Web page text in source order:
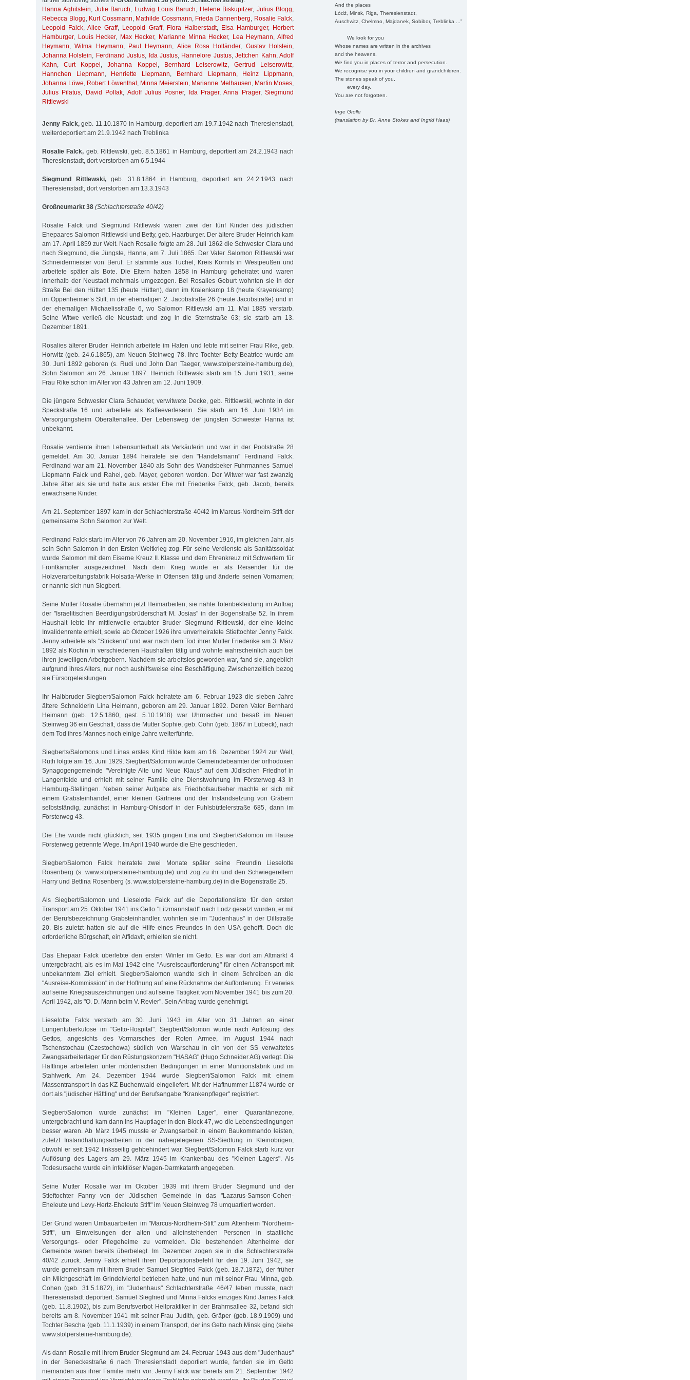
And the places
Łódź, Minsk, Riga, Theresienstadt,
Auschwitz, Chelmno, Majdanek, Sobibor, Treblinka ..."
We look for you
Whose names are written in the archives
and the heavens.
We find you in places of terror and persecution.
We recognise you in your children and grandchildren.
The stones speak of you,
every day.
You are not forgotten.
Inge Grolle
(translation by Dr. Anne Stokes and Ingrid Haas)
Hanna Aghitstein, Julie Baruch, Ludwig Louis Baruch, Helene Biskupitzer,Julius Blogg,
Rebecca Blogg, Kurt Cossmann, Mathilde Cossmann, Frieda Dannenberg, Rosalie Falck,
Leopold Falck,Alice Graff, Leopold Graff, Flora Halberstadt, Elsa Hamburger, Herbert
Hamburger, Louis Hecker, Max Hecker, Marianne Minna Hecker, Lea Heymann,Alfred
Heymann,Wilma Heymann, Paul Heymann, Alice Rosa Holländer, Gustav Holstein,
Johanna Holstein, Ferdinand Justus, Ida Justus, Hannelore Justus,Jettchen Kahn,Adolf
Kahn,Curt Koppel ,Johanna Koppel , Bernhard Leiserowitz, Gertrud Leiserowitz,
Hannchen Liepmann, Henriette Liepmann, Bernhard Liepmann, Heinz Lippmann,
Johanna Löwe, Robert Löwenthal , Minna Meierstein, Marianne Melhausen, Martin Moses,
Julius Pilatus, David Pollak, Adolf Julius Posner, Ida Prager,Anna Prager,Siegmund
Rittlewski
Jenny Falck,geb. 11.10.1870 in Hamburg, deportiert am 19.7.1942 nach Theresienstadt,
weiterdeportiert am 21.9.1942 nach Treblinka
Rosalie Falck, geb. Rittlewski, geb. 8.5.1861 in Hamburg, deportiert am 24.2.1943 nach
Theresienstadt, dort verstorben am 6.5.1944
Siegmund Rittlewski,geb. 31.8.1864 in Hamburg, deportiert am 24.2.1943 nach
Theresienstadt, dort verstorben am 13.3.1943
Großneumarkt 38 (Schlachterstraße 40/42)
Rosalie Falck und Siegmund Rittlewski waren zwei der fünf Kinder des jüdischen
Ehepaares Salomon Rittlewski und Betty, geb. Haarburger. Der ältere Bruder Heinrich kam
am 17. April 1859 zur Welt. Nach Rosalie folgte am 28. Juli 1862 die Schwester Clara und
nach Siegmund, die Jüngste, Hanna, am 7. Juli 1865. Der Vater Salomon Rittlewski war
Schneidermeister von Beruf. Er stammte aus Tuchel, Kreis Kornits in Westpeußen und
arbeitete später als Bote. Die Eltern hatten 1858 in Hamburg geheiratet und waren
innerhalb der Neustadt mehrmals umgezogen. Bei Rosalies Geburt wohnten sie in der
Straße Bei den Hütten 135 (heute Hütten), dann im Kraienkamp 18 (heute Krayenkamp)
im Oppenheimer’s Stift, in der ehemaligen 2. Jacobstraße 26 (heute Jacobstraße) und in
der ehemaligen Michaelisstraße 6, wo Salomon Rittlewski am 11. Mai 1885 verstarb.
Seine Witwe verließ die Neustadt und zog in die Sternstraße 63; sie starb am 13.
Dezember 1891.
Rosalies älterer Bruder Heinrich arbeitete im Hafen und lebte mit seiner Frau Rike, geb.
Horwitz (geb. 24.6.1865), am Neuen Steinweg 78. Ihre Tochter Betty Beatrice wurde am
30. Juni 1892 geboren (s. Rudi und John Dan Taeger, www.stolpersteine-hamburg.de),
Sohn Salomon am 26. Januar 1897. Heinrich Rittlewski starb am 15. Juni 1931, seine
Frau Rike schon im Alter von 43 Jahren am 12. Juni 1909.
Die jüngere Schwester Clara Schauder, verwitwete Decke, geb. Rittlewski, wohnte in der
Speckstraße 16 und arbeitete als Kaffeeverleserin. Sie starb am 16. Juni 1934 im
Versorgungsheim Oberaltenallee. Der Lebensweg der jüngsten Schwester Hanna ist
unbekannt.
Rosalie verdiente ihren Lebensunterhalt als Verkäuferin und war in der Poolstraße 28
gemeldet. Am 30. Januar 1894 heiratete sie den "Handelsmann" Ferdinand Falck.
Ferdinand war am 21. November 1840 als Sohn des Wandsbeker Fuhrmannes Samuel
Liepmann Falck und Rahel, geb. Mayer, geboren worden. Der Witwer war fast zwanzig
Jahre älter als sie und hatte aus erster Ehe mit Friederike Falck, geb. Jacob, bereits
erwachsene Kinder.
Am 21. September 1897 kam in der Schlachterstraße 40/42 im Marcus-Nordheim-Stift der
gemeinsame Sohn Salomon zur Welt.
Ferdinand Falck starb im Alter von 76 Jahren am 20. November 1916, im gleichen Jahr, als
sein Sohn Salomon in den Ersten Weltkrieg zog. Für seine Verdienste als Sanitätssoldat
wurde Salomon mit dem Eiserne Kreuz II. Klasse und dem Ehrenkreuz mit Schwertern für
Frontkämpfer ausgezeichnet. Nach dem Krieg wurde er als Reisender für die
Holzverarbeitungsfabrik Holsatia-Werke in Ottensen tätig und änderte seinen Vornamen;
er nannte sich nun Siegbert.
Seine Mutter Rosalie übernahm jetzt Heimarbeiten, sie nähte Totenbekleidung im Auftrag
der "Israelitischen Beerdigungsbrüderschaft M. Josias" in der Bogenstraße 52. In ihrem
Haushalt lebte ihr mittlerweile ertaubter Bruder Siegmund Rittlewski, der eine kleine
Invalidenrente erhielt, sowie ab Oktober 1926 ihre unverheiratete Stieftochter Jenny Falck.
Jenny arbeitete als "Strickerin" und war nach dem Tod ihrer Mutter Friederike am 3. März
1892 als Köchin in verschiedenen Haushalten tätig und wohnte wahrscheinlich auch bei
ihren jeweiligen Arbeitgebern. Nachdem sie arbeitslos geworden war, fand sie, angeblich
aufgrund ihres Alters, nur noch aushilfsweise eine Beschäftigung. Zwischenzeitlich bezog
sie Fürsorgeleistungen.
Ihr Halbbruder Siegbert/Salomon Falck heiratete am 6. Februar 1923 die sieben Jahre
ältere Schneiderin Lina Heimann, geboren am 29. Januar 1892. Deren Vater Bernhard
Heimann (geb. 12.5.1860, gest. 5.10.1918) war Uhrmacher und besaß im Neuen
Steinweg 36 ein Geschäft, dass die Mutter Sophie, geb. Cohn (geb. 1867 in Lübeck), nach
dem Tod ihres Mannes noch einige Jahre weiterführte.
Siegberts/Salomons und Linas erstes Kind Hilde kam am 16. Dezember 1924 zur Welt,
Ruth folgte am 16. Juni 1929. Siegbert/Salomon wurde Gemeindebeamter der orthodoxen
Synagogengemeinde "Vereinigte Alte und Neue Klaus" auf dem Jüdischen Friedhof in
Langenfelde und erhielt mit seiner Familie eine Dienstwohnung im Försterweg 43 in
Hamburg-Stellingen. Neben seiner Aufgabe als Friedhofsaufseher machte er sich mit
einem Grabsteinhandel, einer kleinen Gärtnerei und der Instandsetzung von Gräbern
selbstständig, zunächst in Hamburg-Ohlsdorf in der Fuhlsbüttelerstraße 685, dann im
Försterweg 43.
Die Ehe wurde nicht glücklich, seit 1935 gingen Lina und Siegbert/Salomon im Hause
Försterweg getrennte Wege. Im April 1940 wurde die Ehe geschieden.
Siegbert/Salomon Falck heiratete zwei Monate später seine Freundin Lieselotte
Rosenberg (s. www.stolpersteine-hamburg.de) und zog zu ihr und den Schwiegereltern
Harry und Bettina Rosenberg (s. www.stolpersteine-hamburg.de) in die Bogenstraße 25.
Als Siegbert/Salomon und Lieselotte Falck auf die Deportationsliste für den ersten
Transport am 25. Oktober 1941 ins Getto "Litzmannstadt" nach Lodz gesetzt wurden, er mit
der Berufsbezeichnung Grabsteinhändler, wohnten sie im "Judenhaus" in der Dillstraße
20. Bis zuletzt hatten sie auf die Hilfe eines Freundes in den USA gehofft. Doch die
erforderliche Bürgschaft, ein Affidavit, erhielten sie nicht.
Das Ehepaar Falck überlebte den ersten Winter im Getto. Es war dort am Altmarkt 4
untergebracht, als es im Mai 1942 eine "Ausreiseaufforderung" für einen Abtransport mit
unbekanntem Ziel erhielt. Siegbert/Salomon wandte sich in einem Schreiben an die
"Ausreise-Kommission" in der Hoffnung auf eine Rücknahme der Aufforderung. Er verwies
auf seine Kriegsauszeichnungen und auf seine Tätigkeit vom November 1941 bis zum 20.
April 1942, als "O. D. Mann beim V. Revier". Sein Antrag wurde genehmigt.
Lieselotte Falck verstarb am 30. Juni 1943 im Alter von 31 Jahren an einer
Lungentuberkulose im "Getto-Hospital". Siegbert/Salomon wurde nach Auflösung des
Gettos, angesichts des Vormarsches der Roten Armee, im August 1944 nach
Tschenstochau (Czestochowa) südlich von Warschau in ein von der SS verwaltetes
Zwangsarbeiterlager für den Rüstungskonzern "HASAG" (Hugo Schneider AG) verlegt. Die
Häftlinge arbeiteten unter mörderischen Bedingungen in einer Munitionsfabrik und im
Stahlwerk. Am 24. Dezember 1944 wurde Siegbert/Salomon Falck mit einem
Massentransport in das KZ Buchenwald eingeliefert. Mit der Haftnummer 11874 wurde er
dort als "jüdischer Häftling" und der Berufsangabe "Krankenpfleger" registriert.
Siegbert/Salomon wurde zunächst im "Kleinen Lager", einer Quarantänezone,
untergebracht und kam dann ins Hauptlager in den Block 47, wo die Lebensbedingungen
besser waren. Ab März 1945 musste er Zwangsarbeit in einem Baukommando leisten,
zuletzt Instandhaltungsarbeiten in der nahegelegenen SS-Siedlung in Kleinobrigen,
obwohl er seit 1942 linksseitig gehbehindert war. Siegbert/Salomon Falck starb kurz vor
Auflösung des Lagers am 29. März 1945 im Krankenbau des "Kleinen Lagers". Als
Todesursache wurde ein infektiöser Magen-Darmkatarrh angegeben.
Seine Mutter Rosalie war im Oktober 1939 mit ihrem Bruder Siegmund und der
Stieftochter Fanny von der Jüdischen Gemeinde in das "Lazarus-Samson-Cohen-
Eheleute und Levy-Hertz-Eheleute Stift" im Neuen Steinweg 78 umquartiert worden.
Der Grund waren Umbauarbeiten im "Marcus-Nordheim-Stift" zum Altenheim "Nordheim-
Stift", um Einweisungen der alten und alleinstehenden Personen in staatliche
Versorgungs- oder Pflegeheime zu vermeiden. Die bestehenden Altenheime der
Gemeinde waren bereits überbelegt. Im Dezember zogen sie in die Schlachterstraße
40/42 zurück. Jenny Falck erhielt ihren Deportationsbefehl für den 19. Juni 1942, sie
wurde gemeinsam mit ihrem Bruder Samuel Siegfried Falck (geb. 18.7.1872), der früher
ein Milchgeschäft im Grindelviertel betrieben hatte, und nun mit seiner Frau Minna, geb.
Cohen (geb. 31.5.1872), im "Judenhaus" Schlachterstraße 46/47 leben musste, nach
Theresienstadt deportiert. Samuel Siegfried und Minna Falcks einziges Kind James Falck
(geb. 11.8.1902), bis zum Berufsverbot Heilpraktiker in der Brahmsallee 32, befand sich
bereits am 8. November 1941 mit seiner Frau Judith, geb. Gräper (geb. 18.9.1909) und
Tochter Bescha (geb. 11.1.1939) in einem Transport, der ins Getto nach Minsk ging (siehe
www.stolpersteine-hamburg.de).
Als dann Rosalie mit ihrem Bruder Siegmund am 24. Februar 1943 aus dem "Judenhaus"
in der Beneckestraße 6 nach Theresienstadt deportiert wurde, fanden sie im Getto
niemanden aus ihrer Familie mehr vor: Jenny Falck war bereits am 21. September 1942